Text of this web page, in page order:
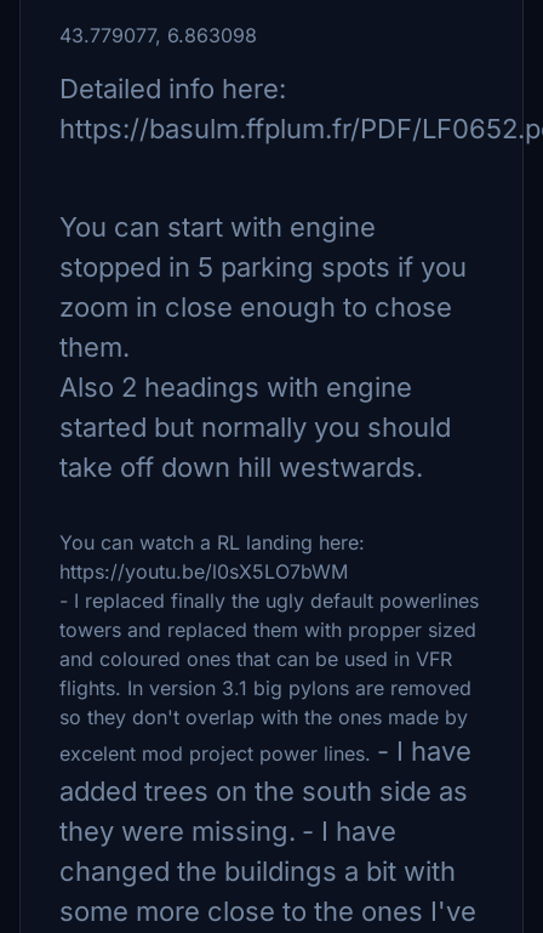
43.779077, 6.863098
Detailed info here:
https://basulm.ffplum.fr/PDF/
You can start with engine
stopped in 5 parking spots if you
zoom in close enough to chose
them.
Also 2 headings with engine
started but normally you should
take off down hill westwards.
You can watch a RL landing here:
https://youtu.be/l0sX5LO7bWM
- I replaced finally the ugly default powerlines
towers and replaced them with propper sized
and coloured ones that can be used in VFR
flights. In version 3.1 big pylons are removed
so they don't overlap with the ones made by
excelent mod project power lines. - I have
added trees on the south side as
they were missing. - I have
changed the buildings a bit with
some more close to the ones I've